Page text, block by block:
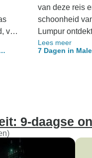
van
Het
van deze reis
schoonheid
Lumpur
dankzij de
van onze
hotel, want er
restaurants in de
raden andere
Lees meer
7 Dagen in
9-daagse